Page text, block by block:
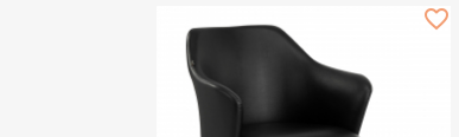
favorite_border